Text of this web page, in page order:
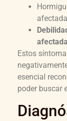
afectada
afectada
Estos
esencial
poder buscar